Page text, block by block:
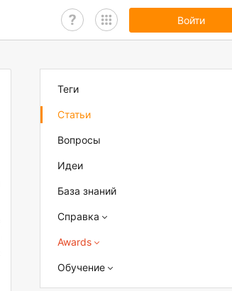
Войти
Теги
Статьи
Вопросы
Идеи
База знаний
Справка
Awards
Обучение